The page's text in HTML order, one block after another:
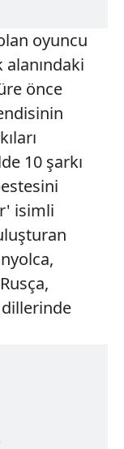
oyuncu
önce
10 şarkı
isimli
dillerinde